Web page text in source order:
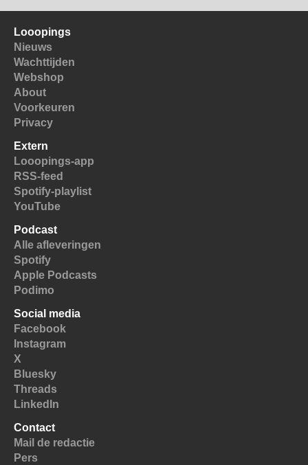
Looopings
Nieuws
Wachttijden
Webshop
About
Voorkeuren
Privacy
Extern
Looopings-app
RSS-feed
Spotify-playlist
YouTube
Podcast
Alle afleveringen
Spotify
Apple Podcasts
Podimo
Social media
Facebook
Instagram
X
Bluesky
Threads
LinkedIn
Contact
Mail de redactie
Pers